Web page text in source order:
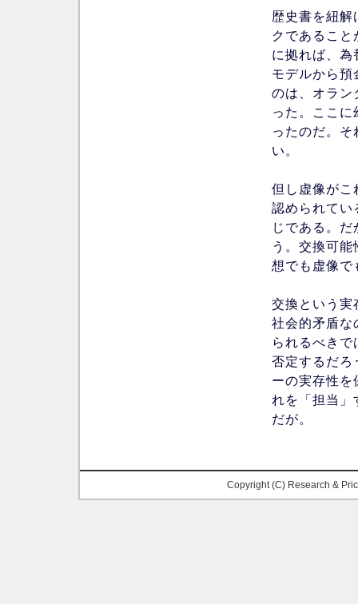
歴史書を紐解
クであるこ
に拠れば、為
モデルから預
のは、オラン
った。ここ
ったのだ。
い。
但し虚像がこ
認められてい
じである。
う。交換可
想でも虚像で
交換という実
社会的矛盾な
られるべき
否定するだろ
ーの実存性を
れを「担当」
だが。
Copyright (C) Research &